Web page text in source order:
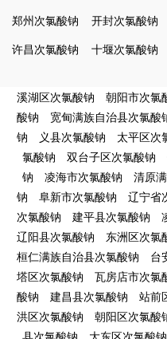
郑州次氯酸钠
开封次氯酸钠
许昌次氯酸钠
十堰次氯酸钠
溪湖区次氯酸钠 朝阳市次氯
酸钠
宽甸满族自治县次氯酸
钠
义县次氯酸钠 太平区次
氯酸钠
双台子区次氯酸钠
钠
凌海市次氯酸钠 清原
钠
阜新市次氯酸钠 辽宁省
次氯酸钠
建平县次氯酸钠
辽阳县次氯酸钠
东洲区次氯
桓仁满族自治县次氯酸钠
台
塔区次氯酸钠
瓦房店市次氯
酸钠
建昌县次氯酸钠 站前
洪区次氯酸钠
朝阳区次氯酸
县次氯酸钠
大东区次氯酸钠